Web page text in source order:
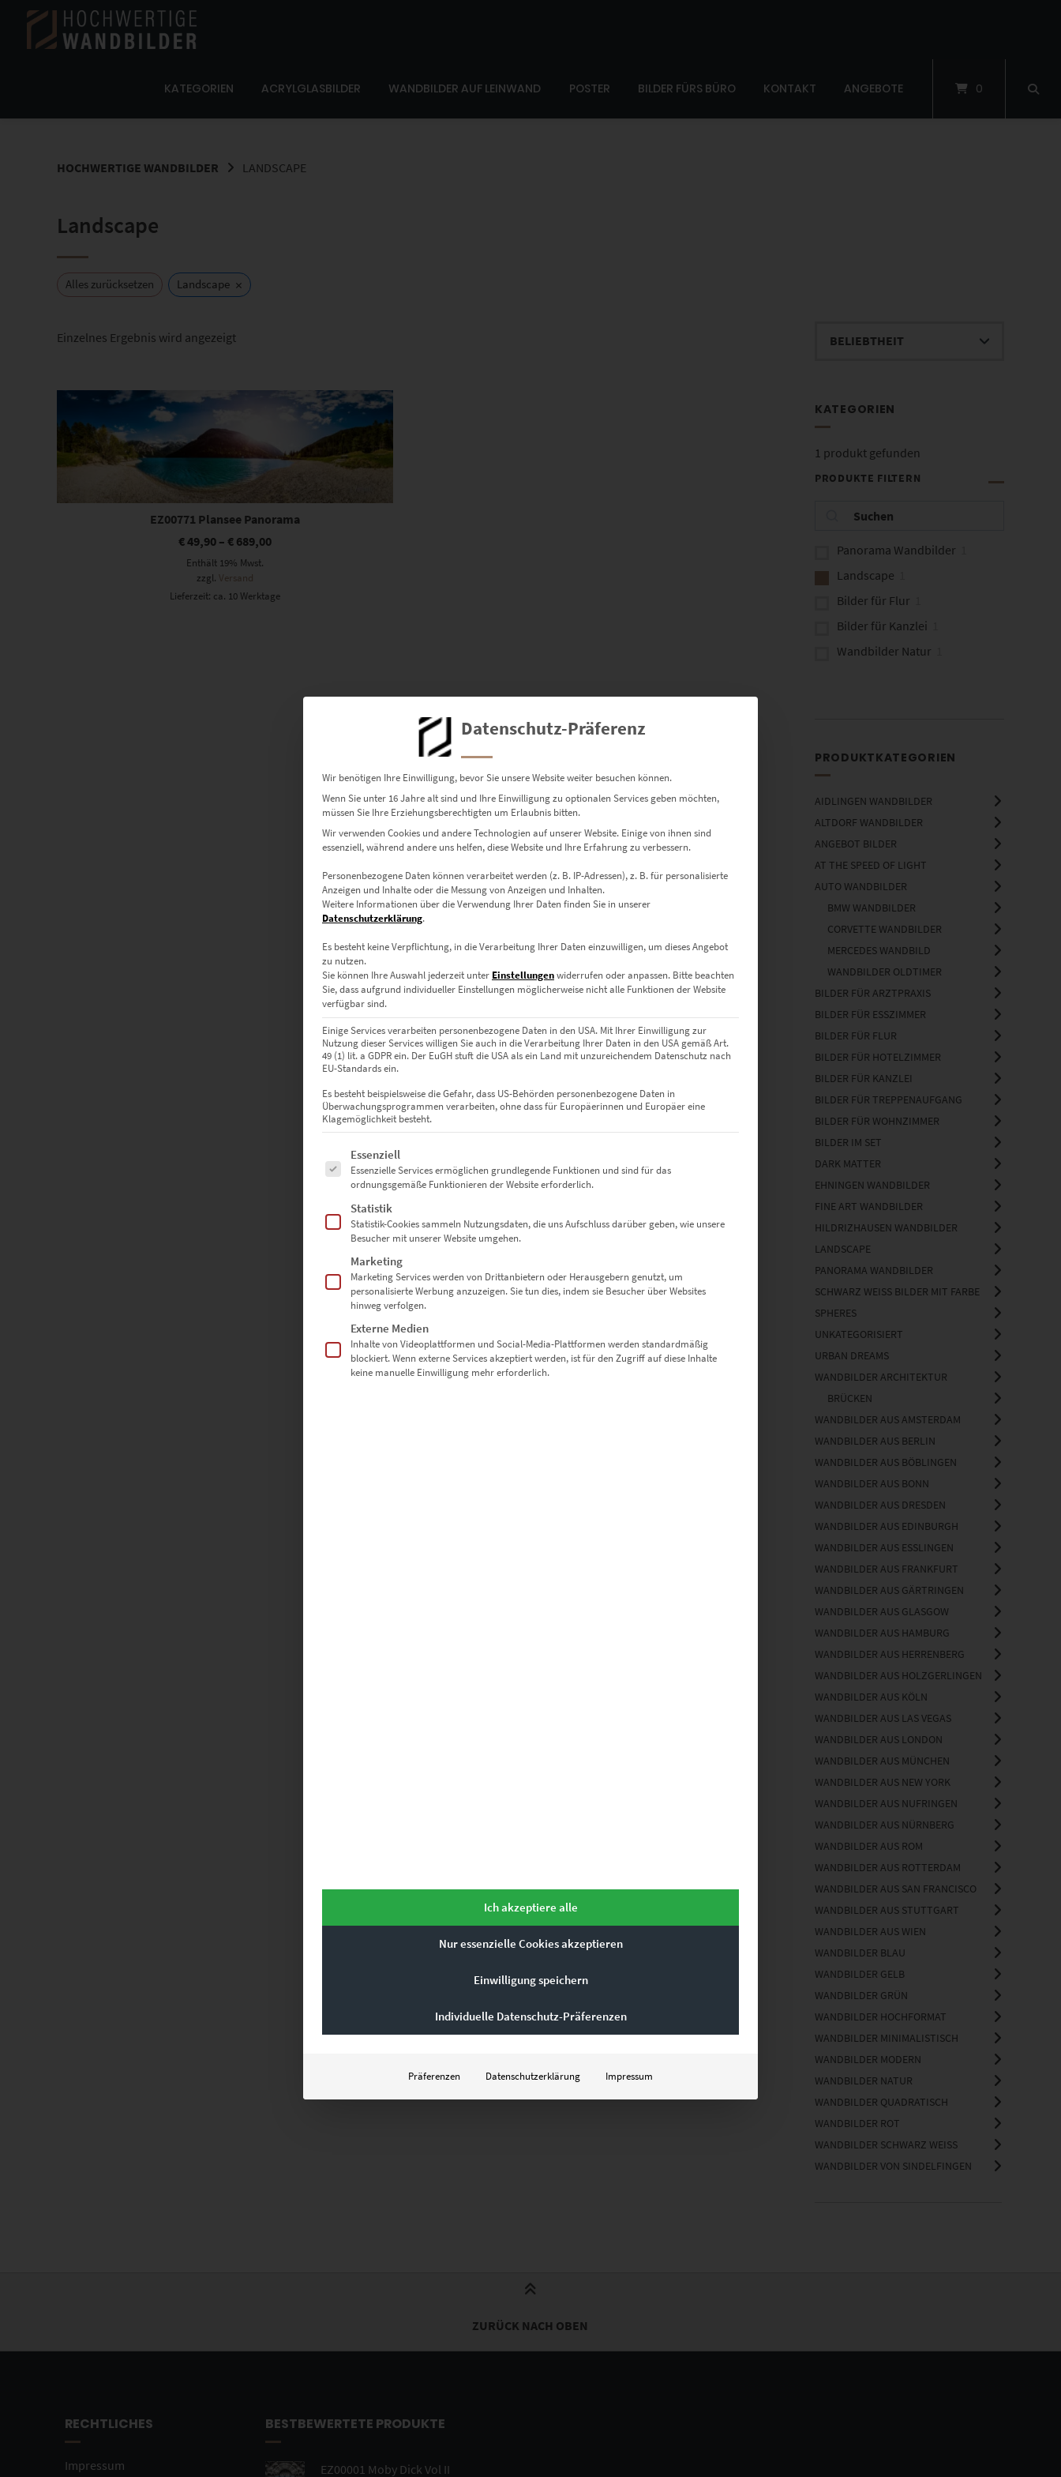
Springe
Inhalt
KATEGORIEN ACRYLGLASBILDER WANDBILDER AUF LEINWAND POSTER BILDER FÜRS BÜRO KONTAKT ANGEBOTE 0
HOCHWERTIGE WANDBILDER LANDSCAPE
Landscape
Alles zurücksetzen Landscape ×
Einzelnes Ergebnis wird angezeigt
Dieses Produkt weist mehrere Varianten auf. Die Optionen können auf der Produktseite gewählt werden
EZ00771 Plansee Panorama
€49,90 –€ 689,00
Enthält 19% Mwst.
zzgl.Versand
Lieferzeit: ca. 10 Werktage
KATEGORIEN
1 produkt gefunden
PRODUKTE FILTERN
Panorama Wandbilder
Landscape
Bilder für Flur
Bilder für Kanzlei
Wandbilder Natur
PRODUKTKATEGORIEN
AIDLINGEN WANDBILDER
ALTDORF WANDBILDER
ANGEBOT BILDER
AT THE SPEED OF LIGHT
AUTO WANDBILDER
BMW WANDBILDER
CORVETTE WANDBILDER
MERCEDES WANDBILD
WANDBILDER OLDTIMER
BILDER FÜR ARZTPRAXIS
BILDER FÜR ESSZIMMER
BILDER FÜR FLUR
BILDER FÜR HOTELZIMMER
BILDER FÜR KANZLEI
BILDER FÜR TREPPENAUFGANG
BILDER FÜR WOHNZIMMER
BILDER IM SET
DARK MATTER
EHNINGEN WANDBILDER
FINE ART WANDBILDER
HILDRIZHAUSEN WANDBILDER
LANDSCAPE
PANORAMA WANDBILDER
SCHWARZ WEISS BILDER MIT FARBE
SPHERES
UNKATEGORISIERT
URBAN DREAMS
WANDBILDER ARCHITEKTUR
BRÜCKEN
WANDBILDER AUS AMSTERDAM
WANDBILDER AUS BERLIN
WANDBILDER AUS BÖBLINGEN
WANDBILDER AUS BONN
WANDBILDER AUS DRESDEN
WANDBILDER AUS EDINBURGH
WANDBILDER AUS ESSLINGEN
WANDBILDER AUS FRANKFURT
WANDBILDER AUS GÄRTRINGEN
WANDBILDER AUS GLASGOW
WANDBILDER AUS HAMBURG
WANDBILDER AUS HERRENBERG
WANDBILDER AUS HOLZGERLINGEN
WANDBILDER AUS KÖLN
WANDBILDER AUS LAS VEGAS
WANDBILDER AUS LONDON
WANDBILDER AUS MÜNCHEN
WANDBILDER AUS NEW YORK
WANDBILDER AUS NUFRINGEN
WANDBILDER AUS NÜRNBERG
WANDBILDER AUS ROM
WANDBILDER AUS ROTTERDAM
WANDBILDER AUS SAN FRANCISCO
WANDBILDER AUS STUTTGART
WANDBILDER AUS WIEN
WANDBILDER BLAU
WANDBILDER GELB
WANDBILDER GRÜN
WANDBILDER HOCHFORMAT
WANDBILDER MINIMALISTISCH
WANDBILDER MODERN
WANDBILDER NATUR
WANDBILDER QUADRATISCH
WANDBILDER ROT
WANDBILDER SCHWARZ WEISS
WANDBILDER VON SINDELFINGEN
ZURÜCK NACH OBEN
RECHTLICHES
Impressum
BESTBEWERTETE PRODUKTE
EZ00001 Moby Dick Vol II
Datenschutz-Präferenz
Wir benötigen Ihre Einwilligung, bevor Sie unsere Website weiter besuchen können.
Wenn Sie unter 16 Jahre alt sind und Ihre Einwilligung zu optionalen Services geben möchten,
müssen Sie Ihre Erziehungsberechtigten um Erlaubnis bitten.
Wir verwenden Cookies und andere Technologien auf unserer Website. Einige von ihnen sind
essenziell, während andere uns helfen, diese Website und Ihre Erfahrung zu verbessern.
Personenbezogene Daten können verarbeitet werden (z. B. IP-Adressen), z. B. für personalisierte
Anzeigen und Inhalte oder die Messung von Anzeigen und Inhalten.
Weitere Informationen über die Verwendung Ihrer Daten finden Sie in unserer
Datenschutzerklärung.
Es besteht keine Verpflichtung, in die Verarbeitung Ihrer Daten einzuwilligen, um dieses Angebot
zu nutzen.
Sie können Ihre Auswahl jederzeit unter Einstellungenwiderrufen oder anpassen. Bitte beachten
Sie, dass aufgrund individueller Einstellungen möglicherweise nicht alle Funktionen der Website
verfügbar sind.
Einige Services verarbeiten personenbezogene Daten in den USA. Mit Ihrer Einwilligung zur
Nutzung dieser Services willigen Sie auch in die Verarbeitung Ihrer Daten in den USA gemäß Art.
49 (1) lit. a GDPR ein. Der EuGH stuft die USA als ein Land mit unzureichendem Datenschutz nach
EU-Standards ein.
Es besteht beispielsweise die Gefahr, dass US-Behörden personenbezogene Daten in
Überwachungsprogrammen verarbeiten, ohne dass für Europäerinnen und Europäer eine
Klagemöglichkeit besteht.
Es folgt eine Liste der Service-Gruppen, für die eine Einwilligung erteilt werden kann. Die erste Service-Gruppe ist essenziell und kann nicht
Essenziell
Essenzielle Services ermöglichen grundlegende Funktionen und sind für das
ordnungsgemäße Funktionieren der Website erforderlich.
Statistik
Statistik-Cookies sammeln Nutzungsdaten, die uns Aufschluss darüber geben, wie unsere
Besucher mit unserer Website umgehen.
Marketing
Marketing Services werden von Drittanbietern oder Herausgebern genutzt, um
personalisierte Werbung anzuzeigen. Sie tun dies, indem sie Besucher über Websites
hinweg verfolgen.
Externe Medien
Inhalte von Videoplattformen und Social-Media-Plattformen werden standardmäßig
blockiert. Wenn externe Services akzeptiert werden, ist für den Zugriff auf diese Inhalte
keine manuelle Einwilligung mehr erforderlich.
Ich akzeptiere alle
Nur essenzielle Cookies akzeptieren
Einwilligung speichern
Individuelle Datenschutz-Präferenzen
Präferenzen Datenschutzerklärung Impressum